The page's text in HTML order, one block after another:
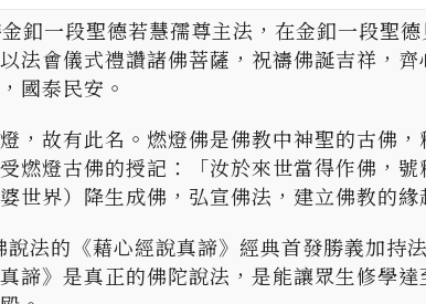
釦一段聖德若慧孺尊主法，在金釦一段聖
法會儀式禮讚諸佛菩薩，祝禱佛誕吉祥，
國泰民安。
，故有此名。燃燈佛是佛教中神聖的古佛
燈古佛的授記：「汝於來世當得作佛，號
世界）降生成佛，弘宣佛法，建立佛教的緣
法的《藉心經說真諦》經典首發勝義加持
諦》是真正的佛陀說法，是能讓眾生修學達